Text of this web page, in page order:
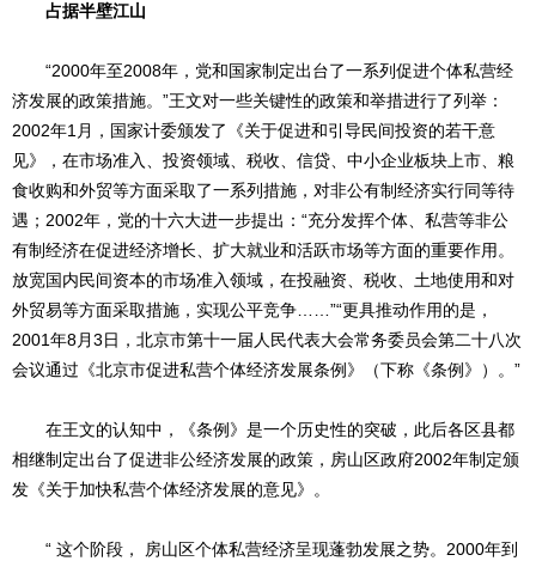
占据半壁江山
“2000年至2008年，党和国家制定出台了一系列促进个体私营经
济发展的政策措施。”王文对一些关键性的政策和举措进行了列举：
2002年1月，国家计委颁发了《关于促进和引导民间投资的若干意
见》，在市场准入、投资领域、税收、信贷、中小企业板块上市、粮
食收购和外贸等方面采取了一系列措施，对非公有制经济实行同等待
遇；2002年，党的十六大进一步提出：“充分发挥个体、私营等非公
有制经济在促进经济增长、扩大就业和活跃市场等方面的重要作用。
放宽国内民间资本的市场准入领域，在投融资、税收、土地使用和对
外贸易等方面采取措施，实现公平竞争……”“更具推动作用的是，
2001年8月3日，北京市第十一届人民代表大会常务委员会第二十八次
会议通过《北京市促进私营个体经济发展条例》（下称《条例》）。”
在王文的认知中，《条例》是一个历史性的突破，此后各区县都
相继制定出台了促进非公经济发展的政策，房山区政府2002年制定颁
发《关于加快私营个体经济发展的意见》。
“ 这个阶段， 房山区个体私营经济呈现蓬勃发展之势。2000年到